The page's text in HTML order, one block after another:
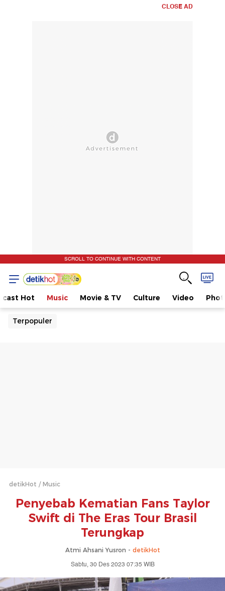
CLOSE AD
SCROLL TO CONTINUE WITH CONTENT
Hot Music Movie & TV Culture Video
Terpopuler
detikHot Music
Penyebab Kematian Fans Taylor
Swift di The Eras Tour Brasil
Terungkap
Atmi Ahsani Yusron - detikHot
Sabtu, 30 Des 2023 07:35 WIB